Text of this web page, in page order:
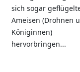
sich sogar
Ameisen (Drohnen
Königinnen)
hervorbringen...